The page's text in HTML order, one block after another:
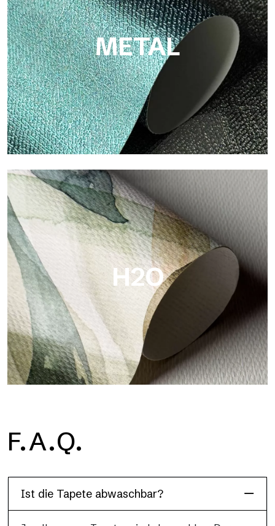
hellen Farben und hoher Qualität.
METAL
Metal
Metal ist die metallische Tapete von Tecnografica, mit
einzigartigen metallischen Reflexen, die Gold-, Silber-, Kupfer-
und satte Farben hervorheben.
H2O
H2O ist die wasserdichte Glasfaser-Badezimmertapete, ideal
für Duschkabinen und feuchte Umgebungen, mit hoher
F.A.Q.
Ist die Tapete abwaschbar?